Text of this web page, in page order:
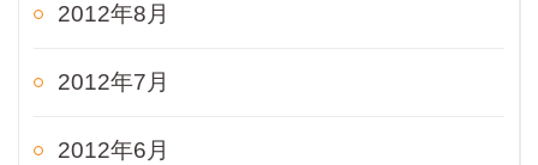
2012年8月
2012年7月
2012年6月